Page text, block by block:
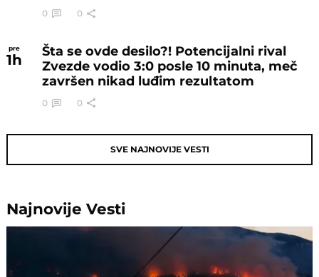
0 0
pre
1h
Šta se ovde desilo?! Potencijalni rival
Zvezde vodio 3:0 posle 10 minuta, meč
završen nikad luđim rezultatom
0 0
SVE NAJNOVIJE VESTI
NajnovijeVesti